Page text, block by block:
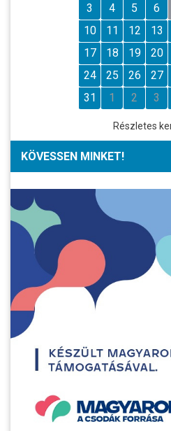
3
4 5 6
10
11 12 13
17
18 19 20
24
25 26 27
31
1 2 3
Részletes
KÖVESSEN MINKET!